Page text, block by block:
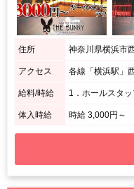
住所 神奈川県横浜市
アクセス 各線「横浜駅」
給料/時給
体入時給 時給 3,000円～